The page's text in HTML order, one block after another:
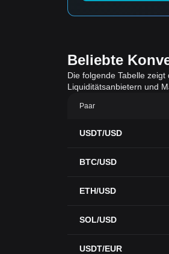
Beliebte
Die folgende Tabelle
Liquiditätsanbietern und
Paar
USDT/USD
BTC/USD
ETH/USD
SOL/USD
USDT/EUR